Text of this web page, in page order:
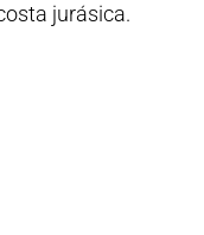
jurásica.